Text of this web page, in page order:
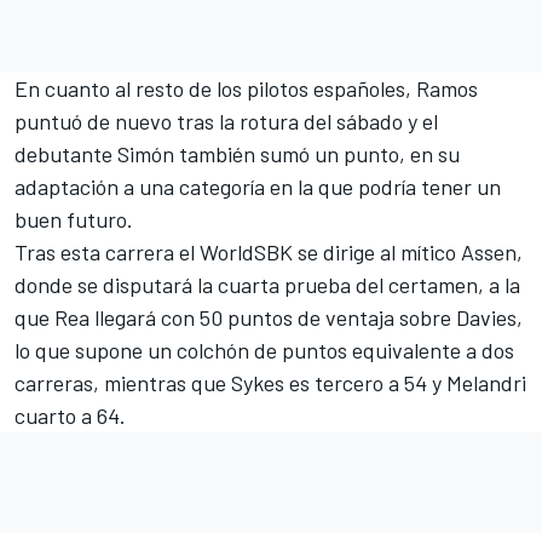
En cuanto al resto de los pilotos españoles, Ramos
puntuó de nuevo tras la rotura del sábado y el
debutante Simón también sumó un punto, en su
adaptación a una categoría en la que podría tener un
buen futuro.
Tras esta carrera el WorldSBK se dirige al mítico Assen,
donde se disputará la cuarta prueba del certamen, a la
que Rea llegará con 50 puntos de ventaja sobre Davies,
lo que supone un colchón de puntos equivalente a dos
carreras, mientras que Sykes es tercero a 54 y Melandri
cuarto a 64.